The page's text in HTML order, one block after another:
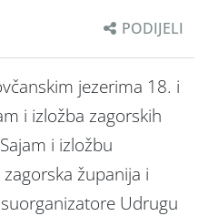
PODIJELI
jezerima 18. i
i izložba zagorskih
i izložbu
županija i
Udrugu